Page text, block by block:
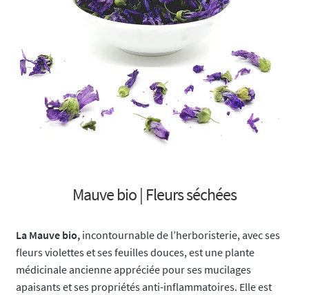
Mauve bio | Fleurs séchées
La Mauve bio,incontournable de l’herboristerie, avec ses
fleurs violettes et ses feuilles douces, est une plante
médicinale ancienne appréciée pour ses mucilages
apaisants et ses propriétés anti-inflammatoires. Elle est